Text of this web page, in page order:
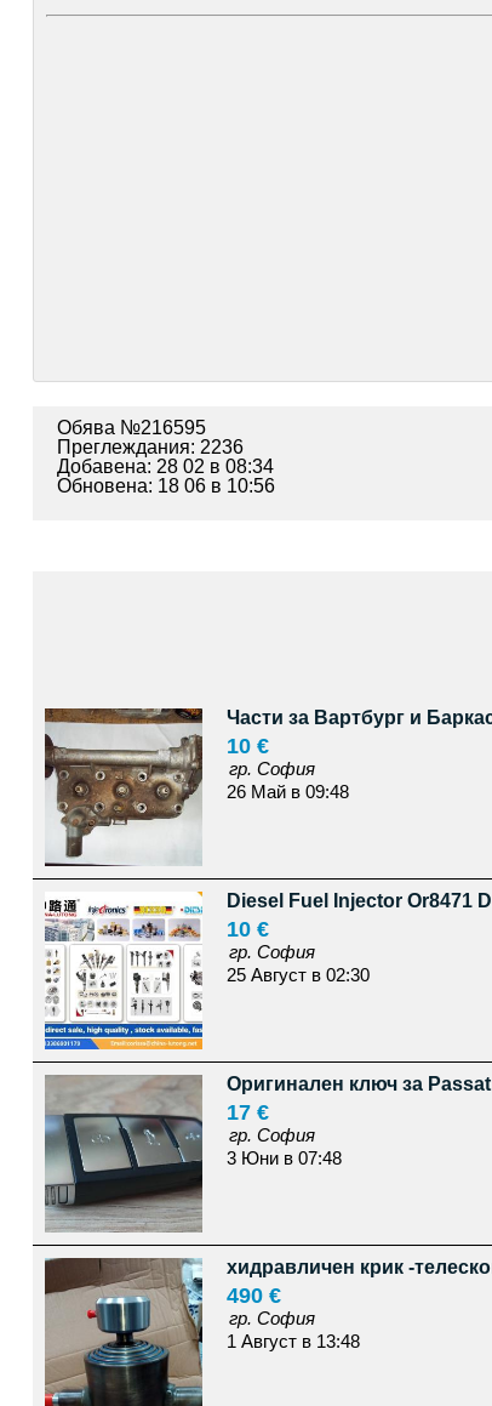
Обява №216595
Преглеждания: 2236
Добавена: 28 02 в 08:34
Обновена: 18 06 в 10:56
Части за Вартбург и
10 €
гр. София
26 Май в 09:48
Diesel Fuel Injector Or8471
10 €
гр. София
25 Август в 02:30
Оригинален ключ за Passat
17 €
гр. София
3 Юни в 07:48
хидравличен крик -
490 €
гр. София
1 Август в 13:48